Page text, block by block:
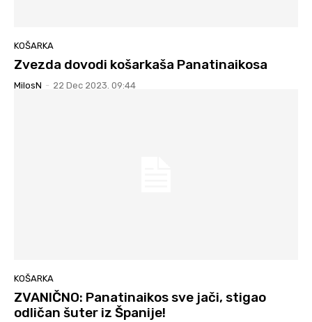
KOŠARKA
Zvezda dovodi košarkaša Panatinaikosa
MilosN - 22 Dec 2023. 09:44
KOŠARKA
ZVANIČNO: Panatinaikos sve jači, stigao
odličan šuter iz Španije!